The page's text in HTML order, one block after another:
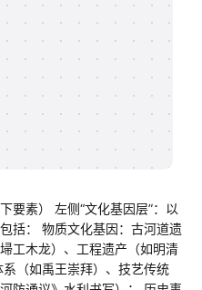
要素） 左侧“文化基因层”：以
括： 物质文化基因：古河道遗
工木龙）、工程遗产（如明清
（如禹王崇拜）、技艺传统